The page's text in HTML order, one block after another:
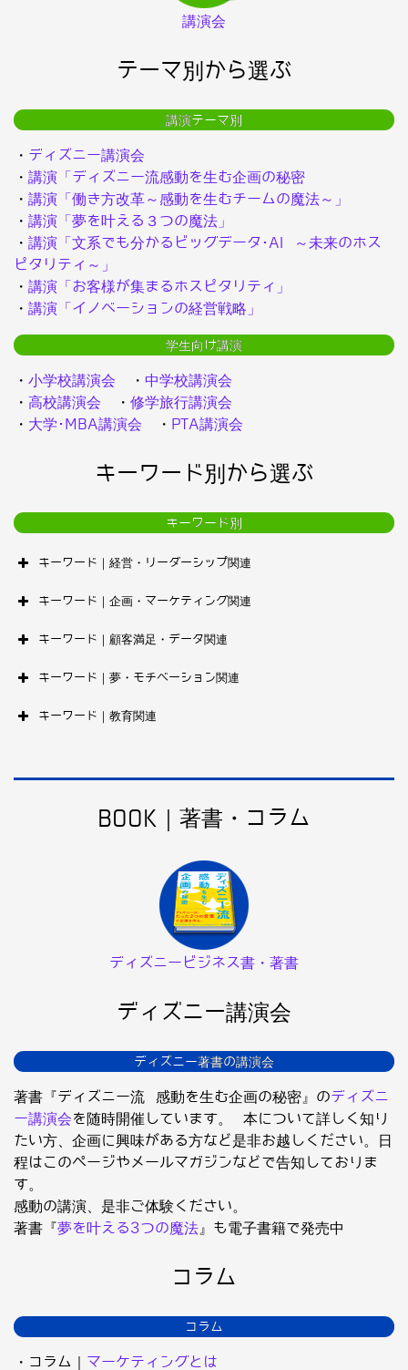
講演会
テーマ別から選ぶ
講演テーマ別
・ ディズニー講演会
・ 講演「ディズニー流感動を生む企画の秘密
・ 講演「働き方改革～感動を生むチームの魔法～」
・ 講演「夢を叶える３つの魔法」
・ 講演「文系でも分かるビッグデータ･AI ～未来のホス
ピタリティ～」
・ 講演「お客様が集まるホスピタリティ」
・ 講演「イノベーションの経営戦略」
学生向け講演
・ 小学校講演会 ・ 中学校講演会
・ 高校講演会 ・ 修学旅行講演会
・ 大学･MBA講演会 ・ PTA講演会
キーワード別から選ぶ
キーワード別
キーワード｜経営・リーダーシップ関連
キーワード｜企画・マーケティング関連
キーワード｜顧客満足・データ関連
キーワード｜夢・モチベーション関連
キーワード｜教育関連
BOOK｜著書・コラム
ディズニービジネス書・著書
ディズニー講演会
ディズニー著書の講演会
著書『ディズニー流 感動を生む企画の秘密』のディズニ
ー講演会を随時開催しています。 本について詳しく知り
たい方、企画に興味がある方など是非お越しください。日
程はこのページやメールマガジンなどで告知しておりま
す。
感動の講演、是非ご体験ください。
著書『夢を叶える3つの魔法』も電子書籍で発売中
コラム
コラム
・コラム｜ マーケティングとは